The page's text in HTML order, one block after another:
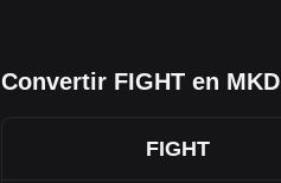
Convertir FIGHT en MKD
FIGHT